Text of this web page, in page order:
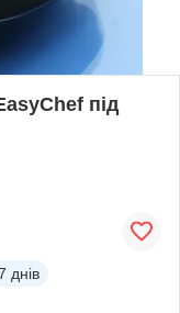
під
днів